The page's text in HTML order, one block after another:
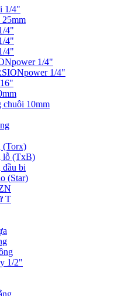
1/4"
4"
4"
4"
1/4"
1/4"
chuôi 10mm
(Torx)
lỗ (TxB)
đầu bi
(Star)
T
1/2"